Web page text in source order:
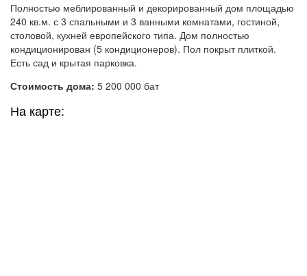
Полностью меблированный и декорированный дом площадью
240 кв.м. с 3 спальными и 3 ванными комнатами, гостиной,
столовой, кухней европейского типа. Дом полностью
кондиционирован (5 кондиционеров). Пол покрыт плиткой.
Есть сад и крытая парковка.
Стоимость дома: 5 200 000 бат
На карте: